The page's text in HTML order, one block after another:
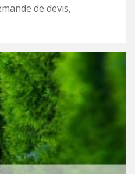
de devis,